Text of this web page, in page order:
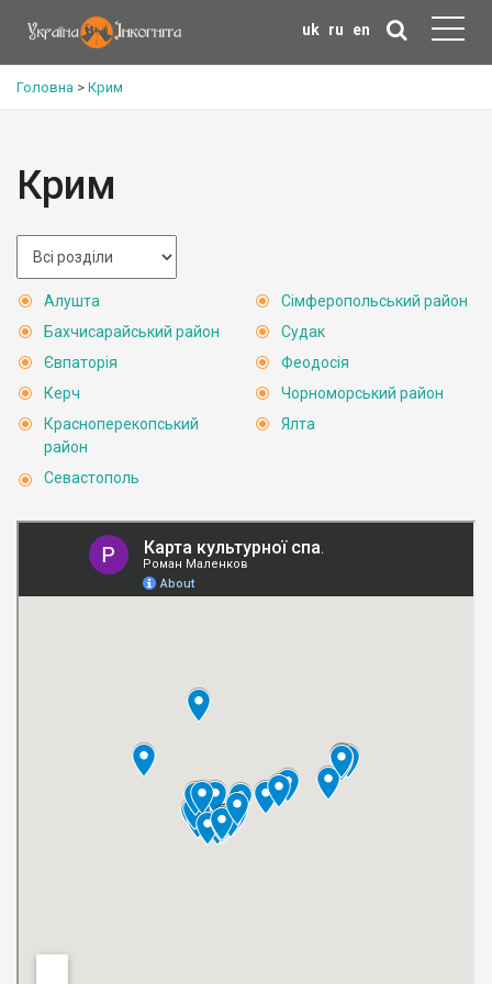
uk ru en
Головна > Крим
Крим
Алушта
Бахчисарайський район
Євпаторія
Керч
Красноперекопський
район
Севастополь
Сімферопольський район
Судак
Феодосія
Чорноморський район
Ялта